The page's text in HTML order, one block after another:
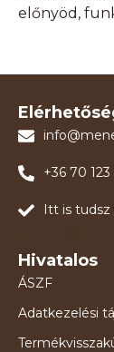
előnyöd,
+36 70 123
Itt is tudsz
Hivatalos
ÁSZF
Adatkezelési